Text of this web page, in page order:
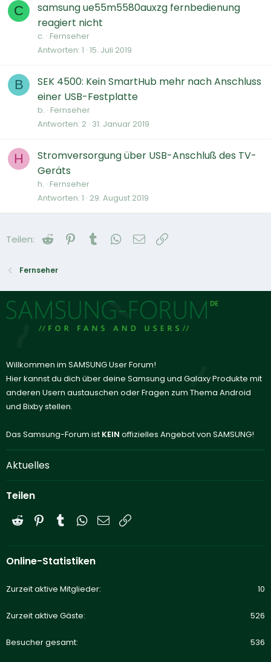
C
samsung ue55m5580auxzg fernbedienung
reagiert nicht
c. Fernseher
Antworten 1 15. Juli 2019
B
SEK 4500: Kein SmartHub mehr nach Anschluss
einer USB-Festplatte
b. Fernseher
Antworten 2 31. Januar 2019
H
Stromversorgung über USB-Anschluß des TV-
Geräts
h. Fernseher
Antworten 1 29. August 2019
Teilen: Reddit Pinterest
Tumblr WhatsApp
E-Mail
Fernseher
Willkommen im SAMSUNG User Forum!
Hier kannst du dich über deine Samsung und Galaxy Produkte mit
anderen Usern austauschen oder Fragen zum Thema Android
und Bixby stellen.
Das Samsung-Forum ist KEIN offizielles Angebot von SAMSUNG!
Aktuelles
Teilen
Reddit PinterestTumblrWhatsApp
E-Mail
Online-Statistiken
Zurzeit aktive Mitglieder 10
Zurzeit aktive Gäste 526
Besucher gesamt 536